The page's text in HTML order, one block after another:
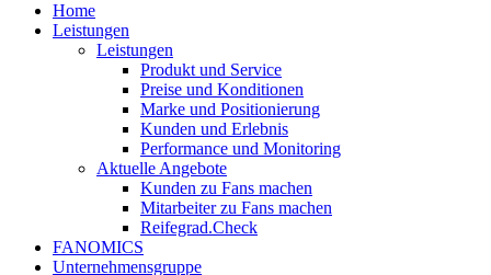
Home
Leistungen
Leistungen
Produkt und Service
Preise und Konditionen
Marke und Positionierung
Kunden und Erlebnis
Performance und Monitoring
Aktuelle Angebote
Kunden zu Fans machen
Mitarbeiter zu Fans machen
Reifegrad.Check
FANOMICS
Unternehmensgruppe